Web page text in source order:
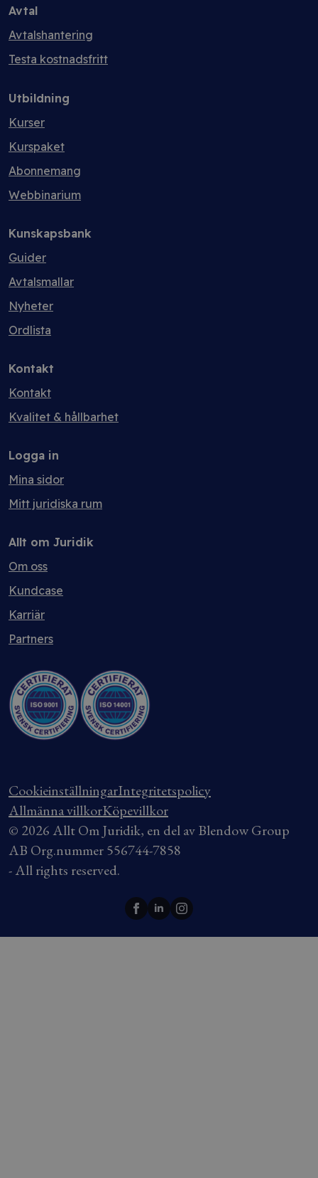
Avtal
Avtalshantering
Testa kostnadsfritt
Utbildning
Kurser
Kurspaket
Abonnemang
Webbinarium
Kunskapsbank
Guider
Avtalsmallar
Nyheter
Ordlista
Kontakt
Kontakt
Kvalitet & hållbarhet
Logga in
Mina sidor
Mitt juridiska rum
Allt om Juridik
Om oss
Kundcase
Karriär
Partners
CookieinställningarIntegritetspolicy
Allmänna villkorKöpevillkor
© 2026 Allt Om Juridik, en del av Blendow Group
AB Org.nummer 556744-7858
- All rights reserved.